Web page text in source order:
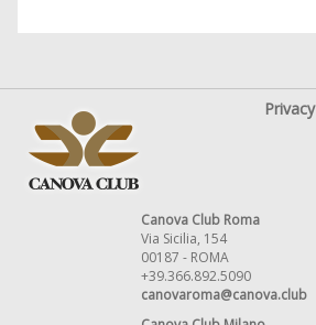
Privacy
Canova Club Roma
Via Sicilia, 154
00187 - ROMA
+39.366.892.5090
canovaroma@canova.club